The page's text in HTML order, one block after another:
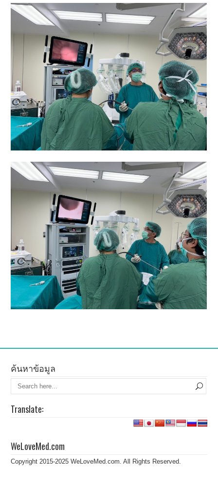
ค้นหาข้อมูล
Translate:
WeLoveMed.com
Copyright 2015-2025 WeLoveMed.com. All Rights Reserved.